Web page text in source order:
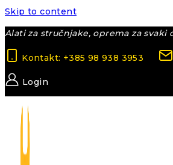
Skip to content
Alati za stručnjake, oprema za svaki
Kontakt: +385 98 938 3953
Login